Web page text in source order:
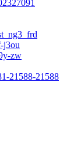
j3ou
zw
21588-21588